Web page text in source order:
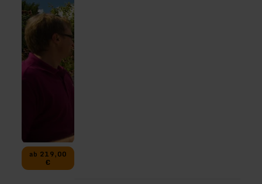
ab 219,00
€
Auszeit